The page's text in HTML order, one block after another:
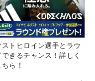
ストヒロイン選手とラウ
できるチャンス！詳しく
ら！